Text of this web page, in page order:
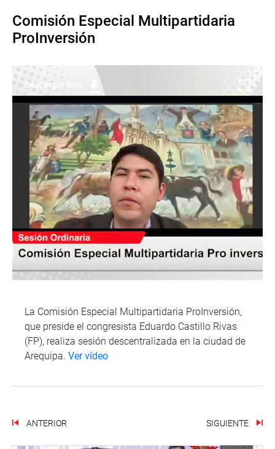
Comisión Especial Multipartidaria
ProInversión
Descargar foto
La Comisión Especial Multipartidaria ProInversión,
que preside el congresista Eduardo Castillo Rivas
(FP), realiza sesión descentralizada en la ciudad de
Arequipa. Ver vídeo
ANTERIOR SIGUIENTE